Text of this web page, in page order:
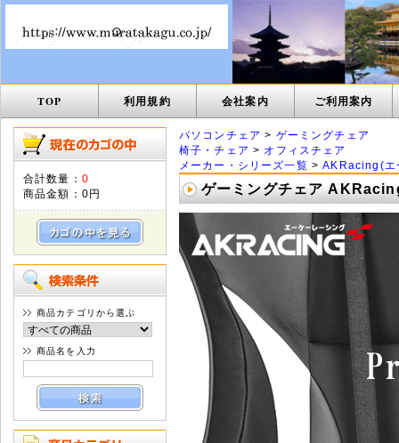
TOP 利用規約 会社案内 ご利用案内
合計数量： 0
商品金額： 0円
商品カテゴリから選ぶ
商品名を入力
パソコンチェア > ゲーミングチェア
椅子・チェア > オフィスチェア
メーカー・シリーズ一覧 >AKRacing(エ
ゲーミングチェア